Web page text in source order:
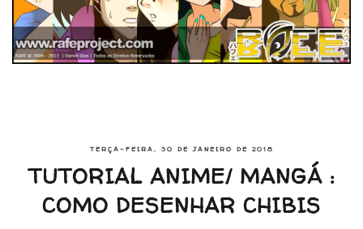
TERÇA-FEIRA, 30 DE JANEIRO DE 2018
TUTORIAL ANIME/ MANGÁ :
COMO DESENHAR CHIBIS